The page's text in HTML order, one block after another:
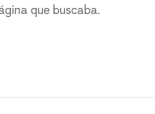
que buscaba.